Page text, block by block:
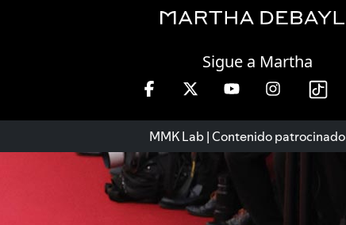
Sigue a Martha
MMK Lab | Contenido patrocinado